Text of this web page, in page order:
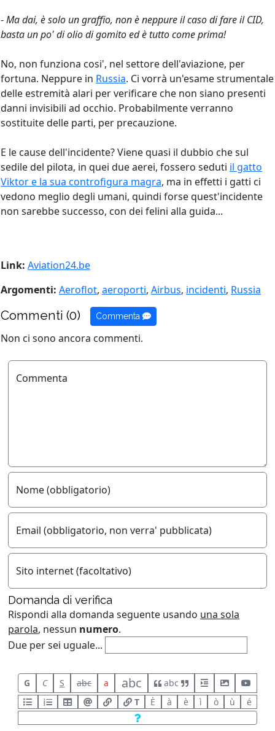
-Ma dai, è solo un graffio, non è neppure il caso di fare il CID,
basta un po' di olio di gomito ed è tutto come prima!
No, non funziona cosi', nel settore dell'aviazione, per
fortuna. Neppure in Russia. Ci vorrà un'esame strumentale
delle estremità alari per verificare che non siano presenti
danni invisibili ad occhio. Probabilmente verranno
sostituite delle parti, per precauzione.
E le cause dell'incidente? Viene quasi il dubbio che sul
sedile del pilota, in quei due aerei, fossero seduti il gatto
Viktor e la sua controfigura magra, ma in effetti i gatti ci
vedono meglio degli umani, quindi forse quest'incidente
non sarebbe successo, con dei felini alla guida...
Link: Aviation24.be
Argomenti: Aeroflot, aeroporti, Airbus, incidenti, Russia
Commenti (0) Commenta
Non ci sono ancora commenti.
Commenta
Nome (obbligatorio)
Email (obbligatorio, non verra' pubblicata)
Sito internet (facoltativo)
Domanda di verifica
Rispondi alla domanda seguente usando una sola
parola, nessun numero.
Due per sei uguale...
G C S abc a abc
abc
T
È à è ì ò ù é